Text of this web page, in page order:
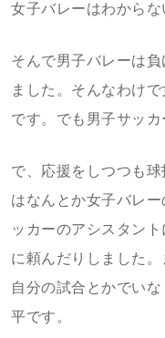
女子バレーはわからな
そんで男子バレーは
ました。そんなわけ
です。でも男子サッカ
で、応援をしつつも
はなんとか女子バレ
ッカーのアシスタン
に頼んだりしました
自分の試合とかでい
平です。